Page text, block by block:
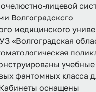
лицевой
Волгоградского
медицинского
«Волгоградская
фантомных класса
оснащены